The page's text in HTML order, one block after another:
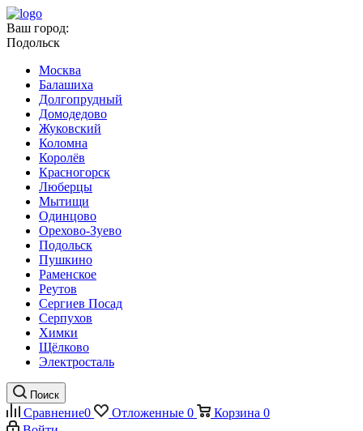
Ваш город:
Подольск
Москва
Балашиха
Долгопрудный
Домодедово
Жуковский
Коломна
Королёв
Красногорск
Люберцы
Мытищи
Одинцово
Орехово-Зуево
Подольск
Пушкино
Раменское
Реутов
Сергиев Посад
Серпухов
Химки
Щёлково
Электросталь
Поиск
Сравнение0 Отложенные 0 Корзина 0